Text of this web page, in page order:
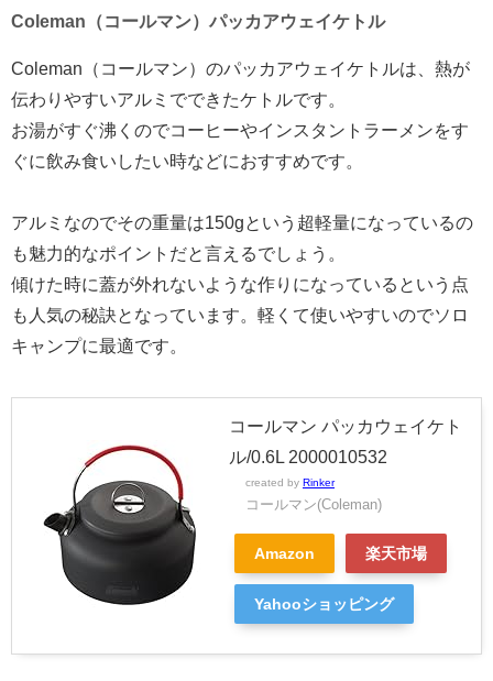
Coleman（コールマン）パッカアウェイケトル
Coleman（コールマン）のパッカアウェイケトルは、熱が
伝わりやすいアルミでできたケトルです。
お湯がすぐ沸くのでコーヒーやインスタントラーメンをす
ぐに飲み食いしたい時などにおすすめです。
アルミなのでその重量は150gという超軽量になっているの
も魅力的なポイントだと言えるでしょう。
傾けた時に蓋が外れないような作りになっているという点
も人気の秘訣となっています。軽くて使いやすいのでソロ
キャンプに最適です。
コールマン パッカウェイケト
ル/0.6L 2000010532
created by Rinker
コールマン(Coleman)
Amazon 楽天市場
Yahooショッピング